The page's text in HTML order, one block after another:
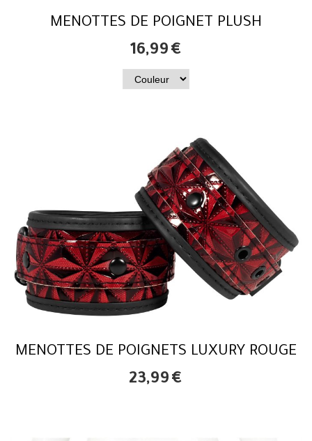
MENOTTES DE POIGNET PLUSH
16,99 €
MENOTTES DE POIGNETS LUXURY ROUGE
23,99 €